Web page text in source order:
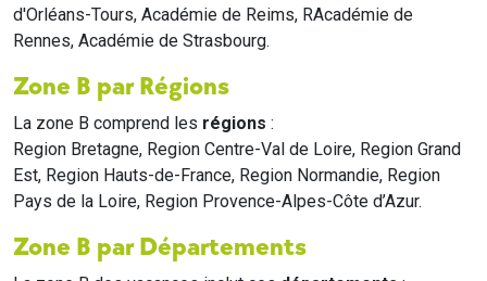
d'Orléans-Tours, Académie de Reims, RAcadémie de
Rennes, Académie de Strasbourg.
Zone B par Régions
La zone B comprend les régions :
Region Bretagne, Region Centre-Val de Loire, Region Grand
Est, Region Hauts-de-France, Region Normandie, Region
Pays de la Loire, Region Provence-Alpes-Côte d’Azur.
Zone B par Départements